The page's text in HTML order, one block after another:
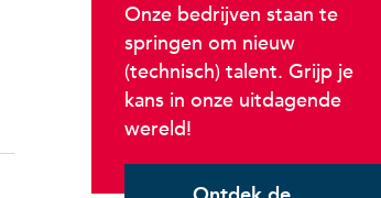
Onze bedrijven staan te
springen om nieuw
(technisch) talent. Grijp je
kans in onze uitdagende
wereld!